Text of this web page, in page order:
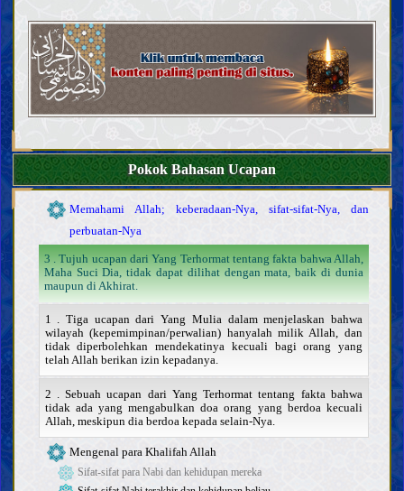
Pokok Bahasan Ucapan
terpengaruh
Sifat dan tugas para ulama
Bukti
Kitab Allah
Tafsir beberapa ayat Al Qur’an
Pentingnya dan sifat-sifat Khalifah Allah
Riwayat dari para Khalifah Allah
Kepercayaan
Memahami Allah; keberadaan-Nya, sifat-sifat-Nya, dan
perbuatan-Nya
3 . Tujuh ucapan dari Yang Terhormat tentang fakta bahwa Allah,
Maha Suci Dia, tidak dapat dilihat dengan mata, baik di dunia
maupun di Akhirat.
1 . Tiga ucapan dari Yang Mulia dalam menjelaskan bahwa
wilayah (kepemimpinan/perwalian) hanyalah milik Allah, dan
tidak diperbolehkan mendekatinya kecuali bagi orang yang
telah Allah berikan izin kepadanya.
2 . Sebuah ucapan dari Yang Terhormat tentang fakta bahwa
tidak ada yang mengabulkan doa orang yang berdoa kecuali
Allah, meskipun dia berdoa kepada selain-Nya.
Mengenal para Khalifah Allah
Sifat-sifat para Nabi dan kehidupan mereka